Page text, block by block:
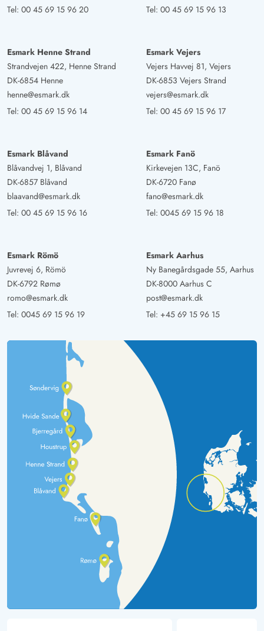
Tel: 00 45 69 15 96 20
Tel: 00 45 69 15 96 13
Esmark Henne Strand
Strandvejen 422, Henne Strand
DK-6854 Henne
henne@esmark.dk
Tel: 00 45 69 15 96 14
Esmark Vejers
Vejers Havvej 81, Vejers
DK-6853 Vejers Strand
vejers@esmark.dk
Tel: 00 45 69 15 96 17
Esmark Blåvand
Blåvandvej 1, Blåvand
DK-6857 Blåvand
blaavand@esmark.dk
Tel: 00 45 69 15 96 16
Esmark Fanö
Kirkevejen 13C, Fanö
DK-6720 Fanø
fano@esmark.dk
Tel: 0045 69 15 96 18
Esmark Römö
Juvrevej 6, Römö
DK-6792 Rømø
romo@esmark.dk
Tel: 0045 69 15 96 19
Esmark Aarhus
Ny Banegårdsgade 55, Aarhus
DK-8000 Aarhus C
post@esmark.dk
Tel: +45 69 15 96 15